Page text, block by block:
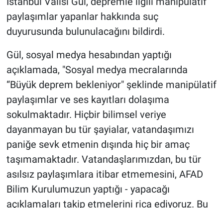
paylaşımlar yapanlar hakkında suç
duyurusunda bulunulacağını bildirdi.
Gül, sosyal medya hesabından yaptığı
açıklamada, "Sosyal medya mecralarında
“Büyük deprem bekleniyor" şeklinde manipülatif
paylaşımlar ve ses kayıtları dolaşıma
sokulmaktadır. Hiçbir bilimsel veriye
dayanmayan bu tür şayialar, vatandaşımızı
paniğe sevk etmenin dışında hiç bir amaç
taşımamaktadır. Vatandaşlarımızdan, bu tür
asılsız paylaşımlara itibar etmemesini, AFAD
Bilim Kurulumuzun yaptığı - yapacağı
açıklamaları takip etmelerini rica ediyoruz. Bu
Gündem Özel
Günün görüntüsü
Haber
İlan
Kimdir
Koronavirüs
Kültür Sanat
Ne demişti